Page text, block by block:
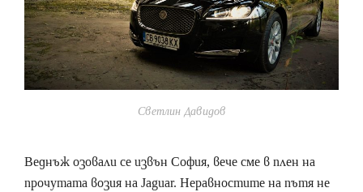
Светлин Давидов
Веднъж озовали се извън София, вече сме в плен на
прочутата возия на Jaguar. Неравностите на пътя не